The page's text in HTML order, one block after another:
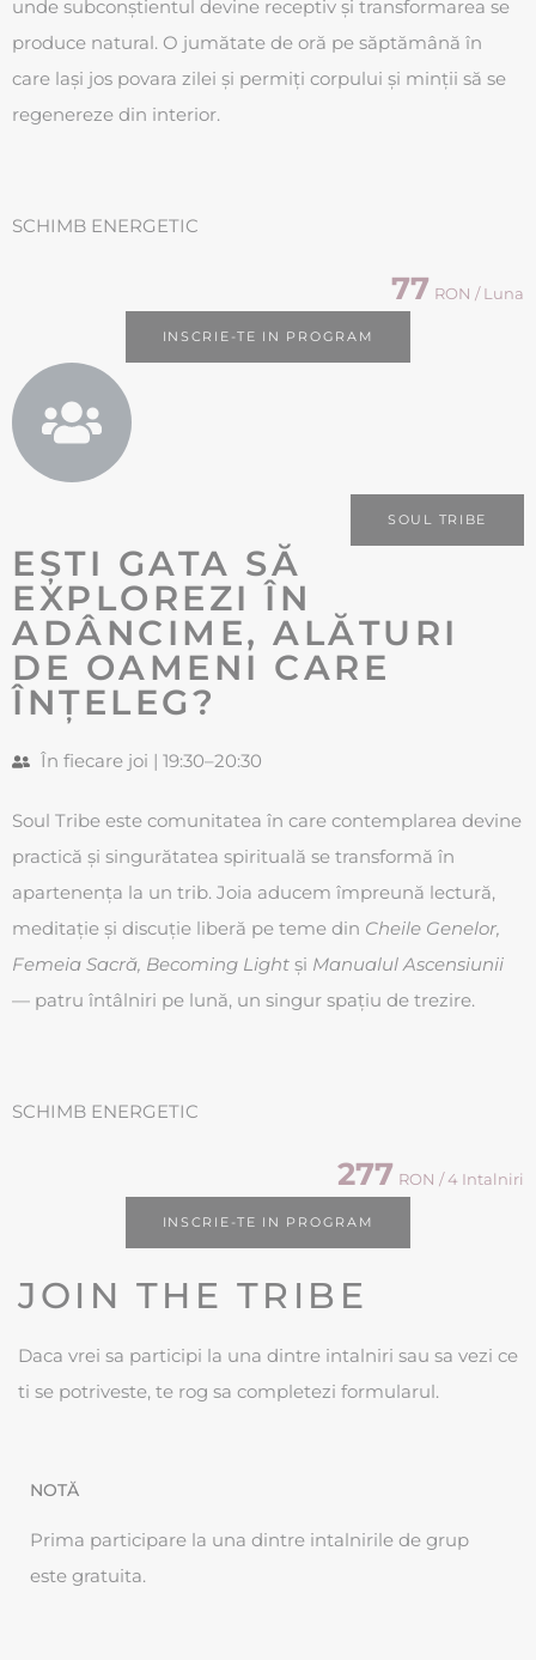
unde subconștientul devine receptiv și transformarea se
produce natural. O jumătate de oră pe săptămână în
care lași jos povara zilei și permiți corpului și minții să se
regenereze din interior.
SCHIMB ENERGETIC
77 RON / Luna
INSCRIE-TE IN PROGRAM
SOUL TRIBE
EȘTI GATA SĂ
EXPLOREZI ÎN
ADÂNCIME, ALĂTURI
DE OAMENI CARE
ÎNȚELEG?
În fiecare joi | 19:30–20:30
Soul Tribe este comunitatea în care contemplarea devine
practică și singurătatea spirituală se transformă în
apartenența la un trib. Joia aducem împreună lectură,
meditație și discuție liberă pe teme din Cheile Genelor,
Femeia Sacră, Becoming Light și Manualul Ascensiunii
— patru întâlniri pe lună, un singur spațiu de trezire.
SCHIMB ENERGETIC
277 RON / 4 Intalniri
INSCRIE-TE IN PROGRAM
JOIN THE TRIBE
Daca vrei sa participi la una dintre intalniri sau sa vezi ce
ti se potriveste, te rog sa completezi formularul.
NOTĂ
Prima participare la una dintre intalnirile de grup
este gratuita.